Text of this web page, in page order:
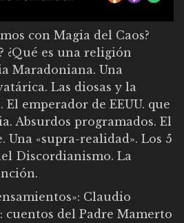
con Magia del Caos?
¿Qué es una religión
Maradoniana. Una
Las diosas y la
El emperador de EEUU. que
Absurdos programados. El
Una «supra-realidad». Los 5
Discordianismo. La
Claudio
cuentos del Padre Mamerto